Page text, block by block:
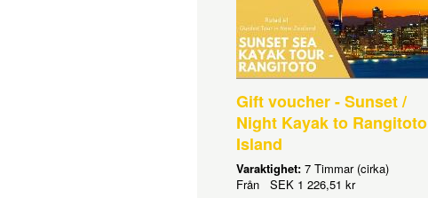
Gift voucher - Sunset /
Night Kayak to Rangitoto
Island
Varaktighet: 7 Timmar (cirka)
Från SEK 1 226,51 kr